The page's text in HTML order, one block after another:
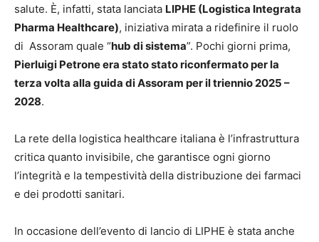
salute. È, infatti, stata lanciata LIPHE (Logistica Integrata
Pharma Healthcare), iniziativa mirata a ridefinire il ruolo
di Assoram quale “hub di sistema”. Pochi giorni prima,
Pierluigi Petrone era stato stato riconfermato per la
terza volta alla guida di Assoram per il triennio 2025 –
2028.
La rete della logistica healthcare italiana è l’infrastruttura
critica quanto invisibile, che garantisce ogni giorno
l’integrità e la tempestività della distribuzione dei farmaci
e dei prodotti sanitari.
In occasione dell’evento di lancio di LIPHE è stata anche